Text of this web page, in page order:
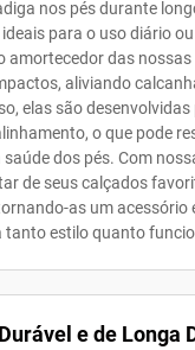
nos pés durante
para o uso diário
amortecedor das
aliviando
elas são
o que pode
dos pés. Com
de seus calçados
as um acessório
tanto estilo quanto
e de Longa